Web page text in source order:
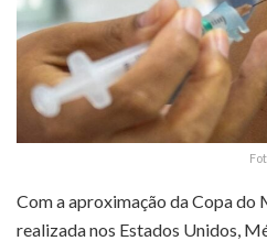
Com a aproximação da Copa do
realizada nos Estados Unidos,